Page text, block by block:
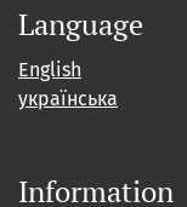
Language
English
українська
Information